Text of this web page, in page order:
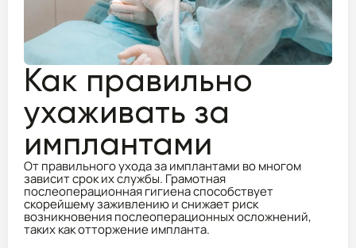
Как правильно
ухаживать за
имплантами
От правильного ухода за имплантами во многом
зависит срок их службы. Грамотная
послеоперационная гигиена способствует
скорейшему заживлению и снижает риск
возникновения послеоперационных осложнений,
таких как отторжение импланта.